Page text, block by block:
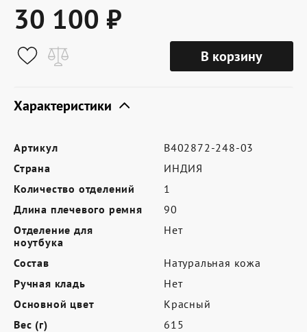
О компании
Условия доставки
Сертификат Dr.Koffer
Где купить
Партнерам
Контакты
Программа лояльности
Политика обработки персональных
данных
30 100 ₽
В корзину
Характеристики
Артикул
B402872-248-03
Страна
ИНДИЯ
Количество отделений
1
Длина плечевого ремня
90
Отделение для
ноутбука
Нет
Состав
Натуральная кожа
Ручная кладь
Нет
Основной цвет
Красный
Вес (г)
615